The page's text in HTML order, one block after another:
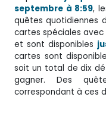
septembre à 8:59,
quêtes quotidiennes
cartes spéciales
et sont disponibles
cartes sont
soit un total de dix
gagner. Des
correspondant à ces